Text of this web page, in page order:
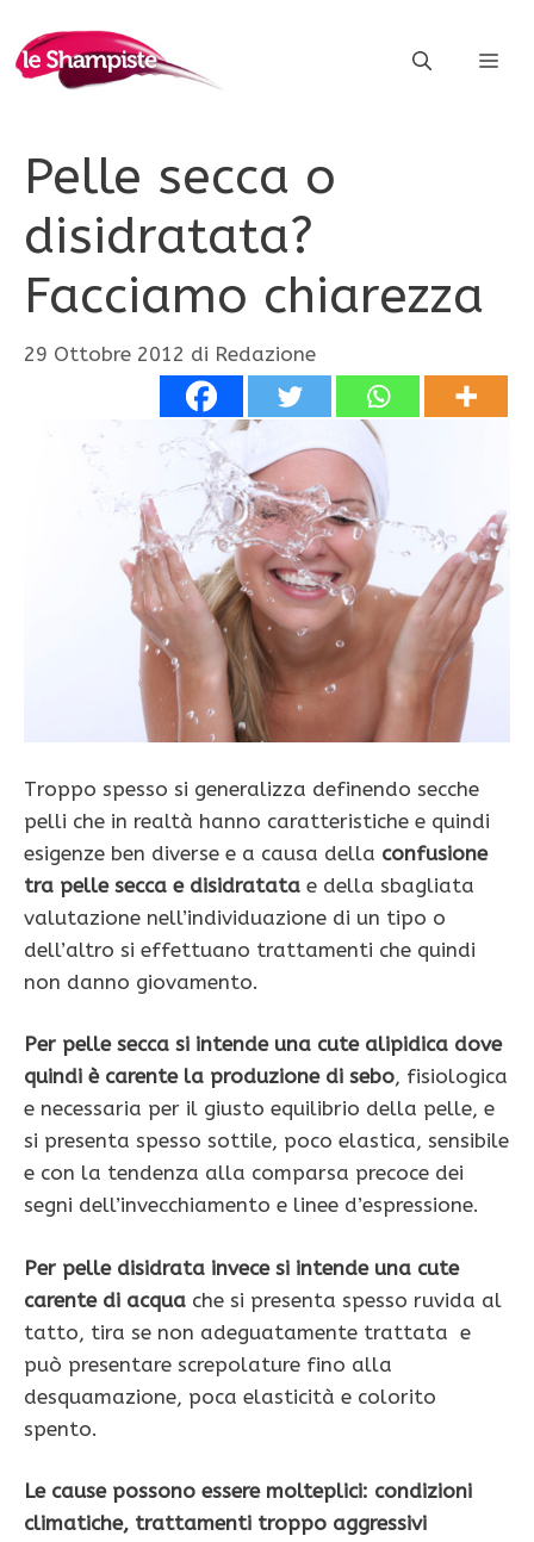
contenuto
Pelle secca o
disidratata?
Facciamo chiarezza
29 Ottobre 2012 di Redazione
Troppo spesso si generalizza definendo secche
pelli che in realtà hanno caratteristiche e quindi
esigenze ben diverse e a causa della confusione
tra pelle secca e disidratata e della sbagliata
valutazione nell’individuazione di un tipo o
dell’altro si effettuano trattamenti che quindi
non danno giovamento.
Per pelle secca si intende una cute alipidica dove
quindi è carente la produzione di sebo, fisiologica
e necessaria per il giusto equilibrio della pelle, e
si presenta spesso sottile, poco elastica, sensibile
e con la tendenza alla comparsa precoce dei
segni dell’invecchiamento e linee d’espressione.
Per pelle disidrata invece si intende una cute
carente di acqua che si presenta spesso ruvida al
tatto, tira se non adeguatamente trattata e
può presentare screpolature fino alla
desquamazione, poca elasticità e colorito
spento.
Le cause possono essere molteplici: condizioni
climatiche, trattamenti troppo aggressivi